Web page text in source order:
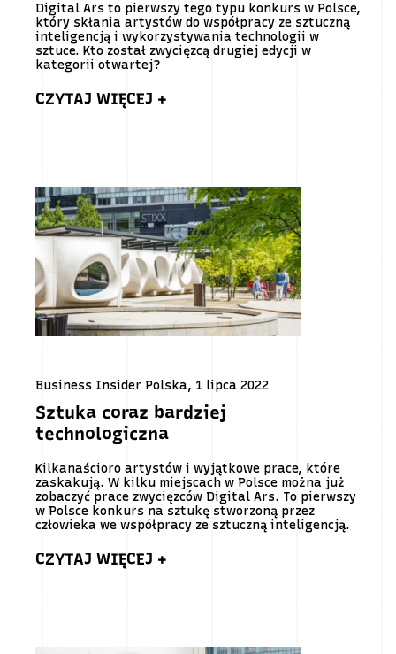
Digital Ars to pierwszy tego typu konkurs w Polsce,
który skłania artystów do współpracy ze sztuczną
inteligencją i wykorzystywania technologii w
sztuce. Kto został zwycięzcą drugiej edycji w
kategorii otwartej?
CZYTAJ WIĘCEJ +
Business Insider Polska, 1 lipca 2022
Sztuka coraz bardziej
technologiczna
Kilkanaścioro artystów i wyjątkowe prace, które
zaskakują. W kilku miejscach w Polsce można już
zobaczyć prace zwycięzców Digital Ars. To pierwszy
w Polsce konkurs na sztukę stworzoną przez
człowieka we współpracy ze sztuczną inteligencją.
CZYTAJ WIĘCEJ +